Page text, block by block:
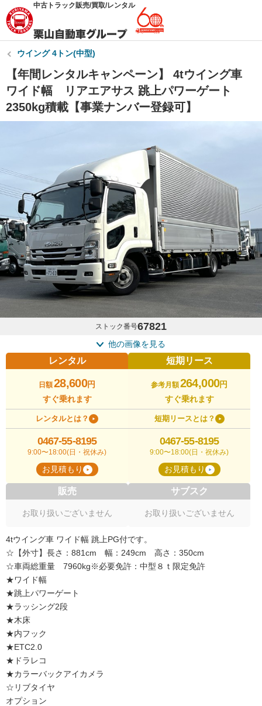
中古トラック販売/買取/レンタル
ウイング 4トン(中型)
【年間レンタルキャンペーン】 4tウイング車
ワイド幅 リアエアサス 跳上パワーゲート
2350kg積載【事業ナンバー登録可】
ストック番号67821
他の画像を見る
レンタル
日額28,600円
すぐ乗れます
レンタルとは？
0467-55-8195
9:00〜18:00(日・祝休み)
お見積もり
短期リース
参考月額264,000円
すぐ乗れます
短期リースとは？
0467-55-8195
9:00〜18:00(日・祝休み)
お見積もり
販売
お取り扱いございません
サブスク
お取り扱いございません
4tウイング車 ワイド幅 跳上PG付です。
☆【外寸】長さ：881cm 幅：249cm 高さ：350cm
☆車両総重量 7960kg※必要免許：中型８ｔ限定免許
★ワイド幅
★跳上パワーゲート
★ラッシング2段
★木床
★内フック
★ETC2.0
★ドラレコ
★カラーバックアイカメラ
☆リブタイヤ
オプション